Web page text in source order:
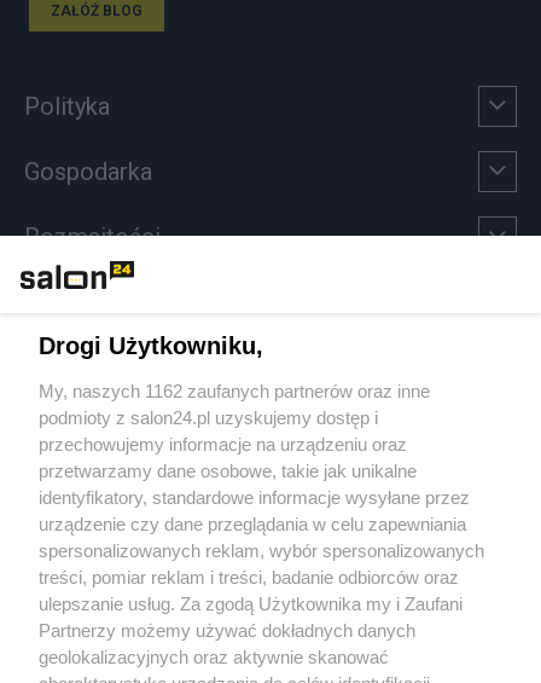
ZAŁÓŻ BLOG
Polityka
Gospodarka
Rozmaitości
Sport
Społeczeństwo
Kultura
X Facebook Instagram Youtube
Drogi Użytkowniku,
My, naszych 1162 zaufanych partnerów oraz inne
podmioty z salon24.pl uzyskujemy dostęp i
przechowujemy informacje na urządzeniu oraz
przetwarzamy dane osobowe, takie jak unikalne
identyfikatory, standardowe informacje wysyłane przez
urządzenie czy dane przeglądania w celu zapewniania
spersonalizowanych reklam, wybór spersonalizowanych
treści, pomiar reklam i treści, badanie odbiorców oraz
ulepszanie usług. Za zgodą Użytkownika my i Zaufani
Partnerzy możemy używać dokładnych danych
geolokalizacyjnych oraz aktywnie skanować